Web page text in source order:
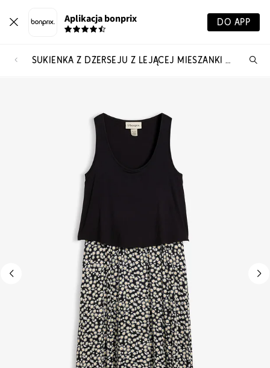
Aplikacja bonprix DO APP
SUKIENKA Z DŻERSEJU Z LEJĄCEJ MIESZANKI WISKOZY Z ELASTANEM